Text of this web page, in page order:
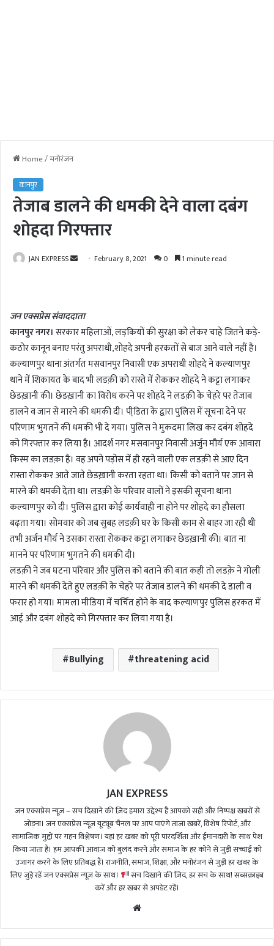
Home/मनोरंजन
कानपुर
तेजाब डालने की धमकी देने वाला दबंग
शोहदा गिरफ्तार
JAN EXPRESS
a
n
e
m
a
i
l
February 8, 2021 0 1 minute read
जन एक्सप्रेस संवाददाता
कानपुर नगर। सरकार महिलाओं, लड़कियों की सुरक्षा को लेकर चाहे जितने कड़े-
कठोर कानून बनाए परंतु अपराधी,शोहदे अपनी हरकतों से बाज आने वाले नहीं हैं।
कल्याणपुर थाना अंतर्गत मसवानपुर निवासी एक अपराधी शोहदे ने कल्याणपुर
थाने में शिकायत के बाद भी लडक़ी को रास्ते में रोककर शोहदे ने कट्टा लगाकर
छेडख़ानी की। छेडख़ानी का विरोध करने पर शोहदे ने लडक़ी के चेहरे पर तेजाब
डालने व जान से मारने की धमकी दी। पीडि़ता के द्वारा पुलिस में सूचना देने पर
परिणाम भुगतने की धमकी भी दे गया। पुलिस ने मुकदमा लिख कर दबंग शोहदे
को गिरफ्तार कर लिया है। आदर्श नगर मसवानपुर निवासी अर्जुन मौर्य एक आवारा
किस्म का लडक़ा है। वह अपने पड़ोस में ही रहने वाली एक लडक़ी से आए दिन
रास्ता रोककर आते जाते छेडख़ानी करता रहता था। किसी को बताने पर जान से
मारने की धमकी देता था। लडक़ी के परिवार वालों ने इसकी सूचना थाना
कल्याणपुर को दी। पुलिस द्वारा कोई कार्यवाही ना होने पर शोहदे का हौसला
बढ़ता गया। सोमवार को जब सुबह लडक़ी घर के किसी काम से बाहर जा रही थी
तभी अर्जन मौर्य ने उसका रास्ता रोककर कट्टा लगाकर छेडख़ानी की। बात ना
मानने पर परिणाम भुगतने की धमकी दी।
लडक़ी ने जब घटना परिवार और पुलिस को बताने की बात कही तो लडक़े ने गोली
मारने की धमकी देते हुए लडक़ी के चेहरे पर तेजाब डालने की धमकी दे डाली व
फरार हो गया। मामला मीडिया में चर्चित होने के बाद कल्याणपुर पुलिस हरकत में
आई और दबंग शोहदे को गिरफ्तार कर लिया गया है।
Bullying threatening acid
JAN EXPRESS
जन एक्सप्रेस न्यूज़ – सच दिखाने की ज़िद हमारा उद्देश्य है आपको सही और निष्पक्ष खबरों से
जोड़ना। जन एक्सप्रेस न्यूज़ यूट्यूब चैनल पर आप पाएंगे ताजा खबरें, विशेष रिपोर्ट, और
सामाजिक मुद्दों पर गहन विश्लेषण। यहां हर खबर को पूरी पारदर्शिता और ईमानदारी के साथ पेश
किया जाता है। हम आपकी आवाज़ को बुलंद करने और समाज के हर कोने से जुड़ी सच्चाई को
उजागर करने के लिए प्रतिबद्ध हैं। राजनीति, समाज, शिक्षा, और मनोरंजन से जुड़ी हर खबर के
लिए जुड़े रहें जन एक्सप्रेस न्यूज़ के साथ।
सच दिखाने की ज़िद, हर सच के साथ! सब्सक्राइब
करें और हर खबर से अपडेट रहें।
te